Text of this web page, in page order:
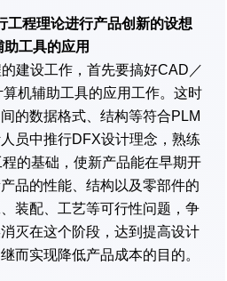
工程理论进行产品创新的设想
工具的应用
建设工作，首先要搞好CAD／
机辅助工具的应用工作。这时
的数据格式、结构等符合PLM
员中推行DFX设计理念，熟练
的基础，使新产品能在早期开
品的性能、结构以及零部件的
装配、工艺等可行性问题，争
灭在这个阶段，达到提高设计
而实现降低产品成本的目的。